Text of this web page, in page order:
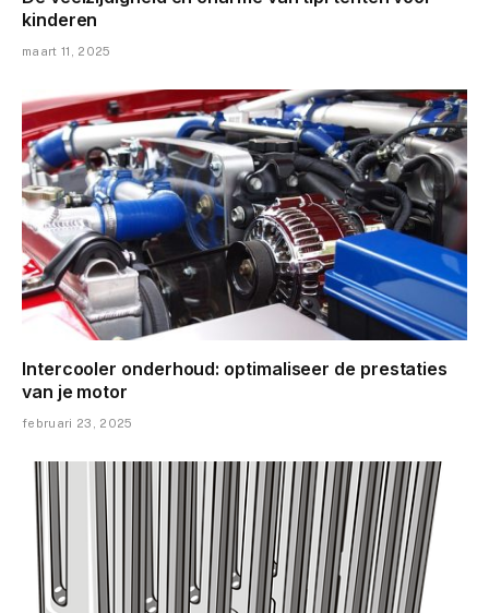
kinderen
maart 11, 2025
Intercooler onderhoud: optimaliseer de prestaties
van je motor
februari 23, 2025